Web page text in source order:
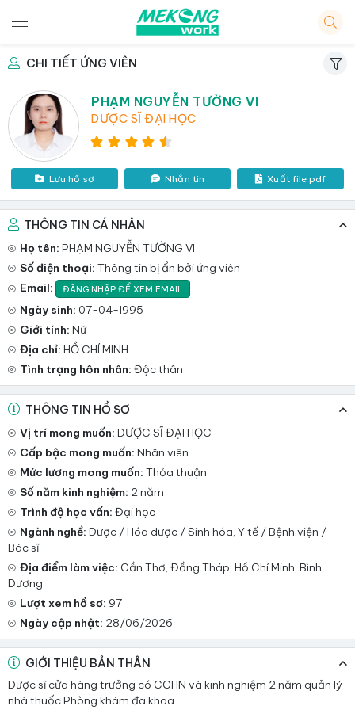
CHI TIẾT ỨNG VIÊN
PHẠM NGUYỄN TƯỜNG VI
DƯỢC SĨ ĐẠI HỌC
Lưu hồ sơ Nhắn tin Xuất file pdf
THÔNG TIN CÁ NHÂN
Họ tên: PHẠM NGUYỄN TƯỜNG VI
Số điện thoại: Thông tin bị ẩn bởi ứng viên
Email:
ĐĂNG NHẬP ĐỂ XEM EMAIL
Ngày sinh: 07-04-1995
Giới tính: Nữ
Địa chỉ: HỒ CHÍ MINH
Tình trạng hôn nhân: Độc thân
THÔNG TIN HỒ SƠ
Vị trí mong muốn: DƯỢC SĨ ĐẠI HỌC
Cấp bậc mong muốn: Nhân viên
Mức lương mong muốn: Thỏa thuận
Số năm kinh nghiệm: 2 năm
Trình độ học vấn: Đại học
Ngành nghề: Dược / Hóa dược / Sinh hóa, Y tế / Bệnh viện /
Bác sĩ
Địa điểm làm việc: Cần Thơ, Đồng Tháp, Hồ Chí Minh, Bình
Dương
Lượt xem hồ sơ: 97
Ngày cập nhật: 28/06/2026
GIỚI THIỆU BẢN THÂN
Dược sĩ cửa hàng trưởng có CCHN và kinh nghiệm 2 năm quản lý
nhà thuốc Phòng khám đa khoa.